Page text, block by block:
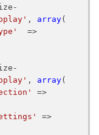
, array(
  =>
, array(
=>
=>